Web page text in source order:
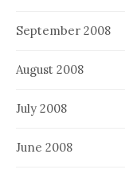
September 2008
August 2008
July 2008
June 2008